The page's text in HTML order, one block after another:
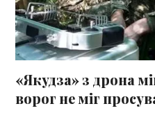
«Якудза» з дрона
ворог не міг